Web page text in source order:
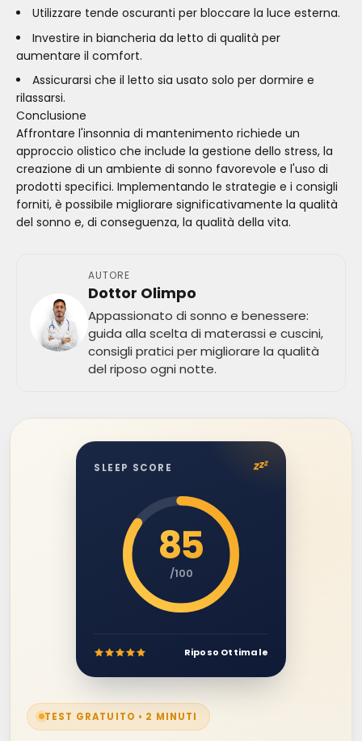
Utilizzare tende oscuranti per bloccare la luce esterna.
Investire in biancheria da letto di qualità per
aumentare il comfort.
Assicurarsi che il letto sia usato solo per dormire e
rilassarsi.
Conclusione
Affrontare l'insonnia di mantenimento richiede un
approccio olistico che include la gestione dello stress, la
creazione di un ambiente di sonno favorevole e l'uso di
prodotti specifici. Implementando le strategie e i consigli
forniti, è possibile migliorare significativamente la qualità
del sonno e, di conseguenza, la qualità della vita.
AUTORE
Dottor Olimpo
Appassionato di sonno e benessere:
guida alla scelta di materassi e cuscini,
consigli pratici per migliorare la qualità
del riposo ogni notte.
TEST GRATUITO • 2 MINUTI
SLEEP SCORE zzz
85
/100
Riposo Ottimale